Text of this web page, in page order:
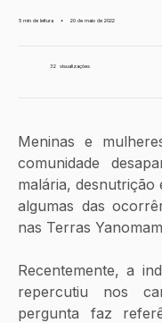
5 min de leitura • 20 de maio de 2022
32 visualizações
Meninas e
comunidade
malária, desnutrição
algumas das
nas Terras
Recentemente, a
repercutiu nos
pergunta faz